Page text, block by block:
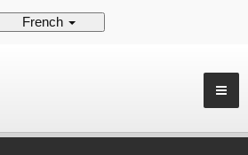
French